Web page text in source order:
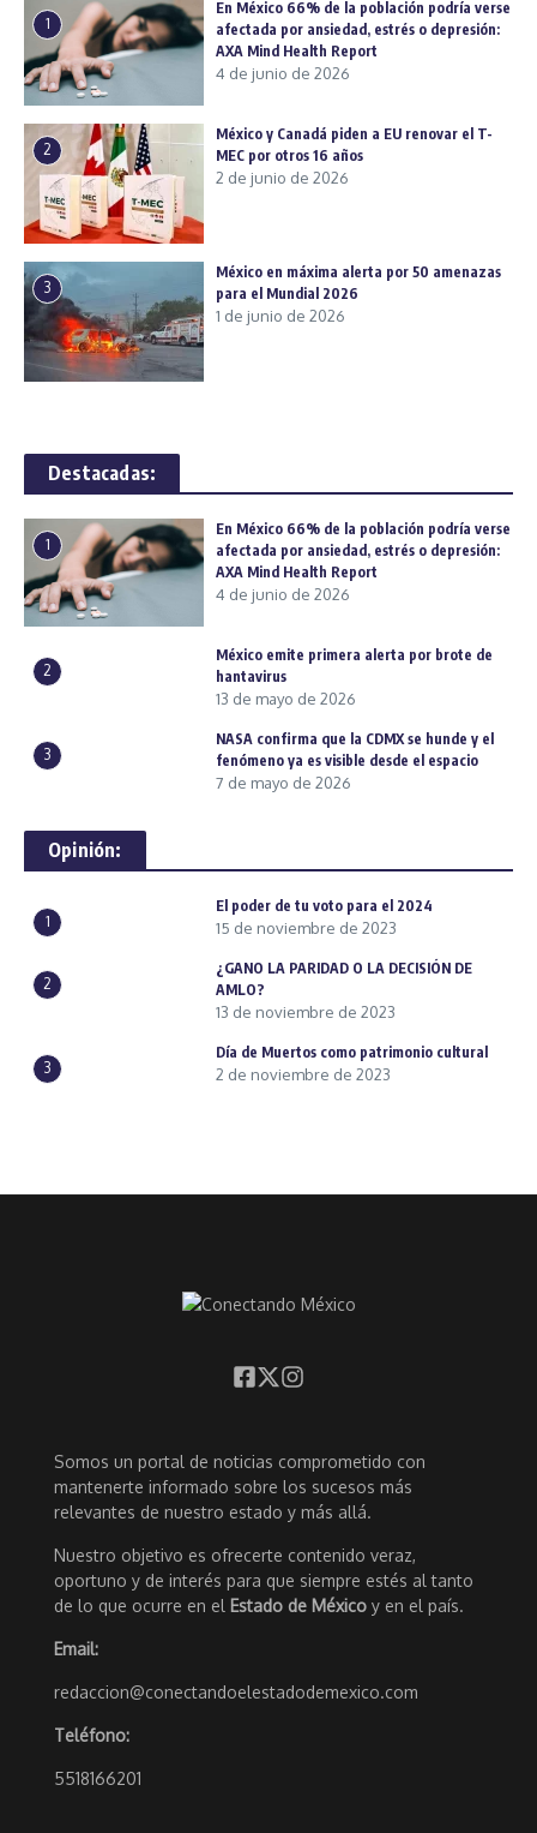
1
En México 66% de la población podría verse
afectada por ansiedad, estrés o depresión:
AXA Mind Health Report
4 de junio de 2026
2
México y Canadá piden a EU renovar el T-
MEC por otros 16 años
2 de junio de 2026
3
México en máxima alerta por 50 amenazas
para el Mundial 2026
1 de junio de 2026
Destacadas:
1
En México 66% de la población podría verse
afectada por ansiedad, estrés o depresión:
AXA Mind Health Report
4 de junio de 2026
2
México emite primera alerta por brote de
hantavirus
13 de mayo de 2026
3
NASA confirma que la CDMX se hunde y el
fenómeno ya es visible desde el espacio
7 de mayo de 2026
Opinión:
1
El poder de tu voto para el 2024
15 de noviembre de 2023
2
¿GANO LA PARIDAD O LA DECISIÓN DE
AMLO?
13 de noviembre de 2023
3
Día de Muertos como patrimonio cultural
2 de noviembre de 2023
Somos un portal de noticias comprometido con
mantenerte informado sobre los sucesos más
relevantes de nuestro estado y más allá.
Nuestro objetivo es ofrecerte contenido veraz,
oportuno y de interés para que siempre estés al tanto
de lo que ocurre en el Estado de México y en el país.
Email:
redaccion@conectandoelestadodemexico.com
Teléfono:
5518166201